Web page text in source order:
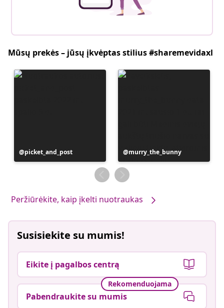
Mūsų prekės – jūsų įkvėptas stilius #sharemevidaxl
Įrašą
paskelbė
picket_and_post
Įrašą
paskelbė
murry_the_bunny
Peržiūrėkite, kaip įkelti nuotraukas
Susisiekite su mumis!
Eikite į pagalbos centrą
Rekomenduojama
Pabendraukite su mumis